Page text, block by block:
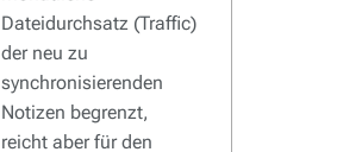
Dateidurchsatz (Traffic)
der neu zu
synchronisierenden
Notizen begrenzt,
reicht aber für den